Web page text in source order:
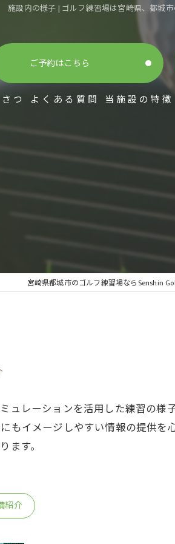
施設内の様子 | ゴルフ練習場は宮崎県、都城
ご予約はこちら
つ よくある質問 当施設の特徴
スコアアップ
宮崎県都城市のゴルフ練習場ならSenshin
ュレーションを活用した練習の様
もイメージしやすい情報の提供を
す。
紹介